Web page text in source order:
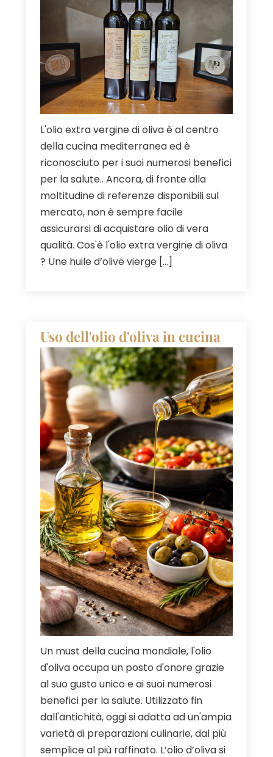
L'olio extra vergine di oliva è al centro
della cucina mediterranea ed è
riconosciuto per i suoi numerosi benefici
per la salute.. Ancora, di fronte alla
moltitudine di referenze disponibili sul
mercato, non è sempre facile
assicurarsi di acquistare olio di vera
qualità. Cos'è l'olio extra vergine di oliva
? Une huile d’olive vierge […]
Uso dell'olio d'oliva in cucina
Un must della cucina mondiale, l'olio
d'oliva occupa un posto d'onore grazie
al suo gusto unico e ai suoi numerosi
benefici per la salute. Utilizzato fin
dall'antichità, oggi si adatta ad un'ampia
varietà di preparazioni culinarie, dal più
semplice al più raffinato. L’olio d’oliva si